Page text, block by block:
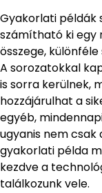
Gyakorlati példák
számítható ki egy
összege,
A sorozatokkal
is sorra kerülnek,
hozzájárulhat a
egyéb,
ugyanis nem csak
gyakorlati példa
kezdve a
találkozunk vele.